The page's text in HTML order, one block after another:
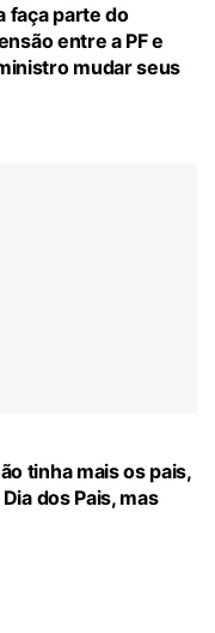
faça parte do
entre a PF e
mudar seus
tinha mais os pais,
dos Pais, mas